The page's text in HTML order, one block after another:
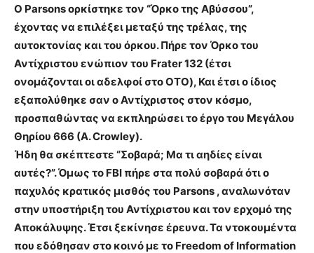
Ο Parsons ορκίστηκε τον “Όρκο της Αβύσσου”,
έχοντας να επιλέξει μεταξύ της τρέλας, της
αυτοκτονίας και του όρκου. Πήρε τον Όρκο του
Αντίχριστου ενώπιον του Frater 132 (έτσι
ονομάζονται οι αδελφοί στο ΟΤΟ), Και έτσι ο ίδιος
εξαπολύθηκε σαν ο Αντίχριστος στον κόσμο,
προσπαθώντας να εκπληρώσει το έργο του Μεγάλου
Θηρίου 666 (A. Crowley).
Ήδη θα σκέπτεστε “Σοβαρά; Μα τι αηδίες είναι
αυτές?”. Όμως το FBΙ πήρε στα πολύ σοβαρά ότι ο
παχυλός κρατικός μισθός του Parsons , αναλωνόταν
στην υποστήριξη του Αντίχριστου και τον ερχομό της
Αποκάλυψης. Έτσι ξεκίνησε έρευνα. Τα ντοκουμέντα
που εδόθησαν στο κοινό με το Freedom of Information